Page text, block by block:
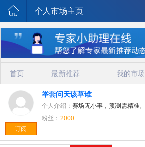
个人市场主页
首页 最新推荐 我的市场
订阅
举套问天该草谁
个人介绍： 赛场无小事，预测需精准。
粉丝： 2000+